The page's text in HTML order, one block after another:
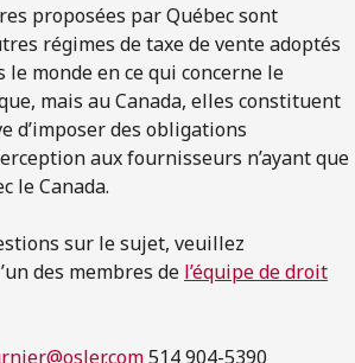
proposées par Québec sont
régimes de taxe de vente adoptés
monde en ce qui concerne le
mais au Canada, elles constituent
d’imposer des obligations
aux fournisseurs n’ayant que
le Canada.
sur le sujet, veuillez
des membres de l’équipe de droit
514 904-5390